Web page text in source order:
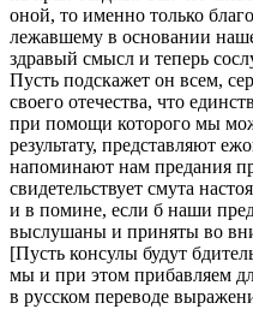
оной, то именно только
лежавшему в основании
здравый смысл и теперь
Пусть подскажет он всем,
своего отечества, что
при помощи которого мы
результату, представляют
напоминают нам предания
свидетельствует смута
и в помине, если б наши
выслушаны и приняты во
[Пусть консулы будут
мы и при этом прибавляем
в русском переводе